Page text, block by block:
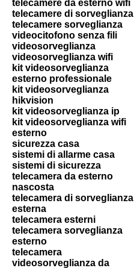
telecamere da esterno wifi
telecamere di sorveglianza
telecamere sorveglianza
videocitofono senza fili
videosorveglianza
videosorveglianza wifi
kit videosorveglianza
esterno professionale
kit videosorveglianza
hikvision
kit videosorveglianza ip
kit videosorveglianza wifi
esterno
sicurezza casa
sistemi di allarme casa
sistemi di sicurezza
telecamera da esterno
nascosta
telecamera di sorveglianza
esterna
telecamera esterni
telecamera sorveglianza
esterno
telecamera
videosorveglianza da